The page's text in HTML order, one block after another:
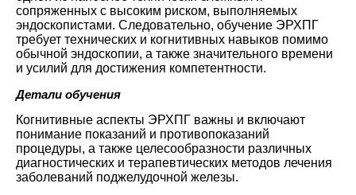
сопряженных с высоким риском, выполняемых
эндоскопистами. Следовательно, обучение ЭРХПГ
требует технических и когнитивных навыков помимо
обычной эндоскопии, а также значительного времени
и усилий для достижения компетентности.
Детали обучения
Когнитивные аспекты ЭРХПГ важны и включают
понимание показаний и противопоказаний
процедуры, а также целесообразности различных
диагностических и терапевтических методов лечения
заболеваний поджелудочной железы.